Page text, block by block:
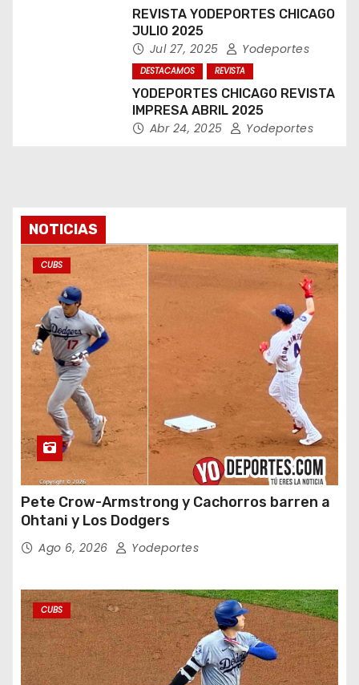
REVISTA YODEPORTES CHICAGO
JULIO 2025
Jul 27, 2025 Yodeportes
DESTACAMOS REVISTA
YODEPORTES CHICAGO REVISTA
IMPRESA ABRIL 2025
Abr 24, 2025 Yodeportes
NOTICIAS
CUBS
Pete Crow-Armstrong y Cachorros barren a
Ohtani y Los Dodgers
Ago 6, 2026 Yodeportes
CUBS